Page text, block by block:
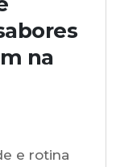
na
e rotina